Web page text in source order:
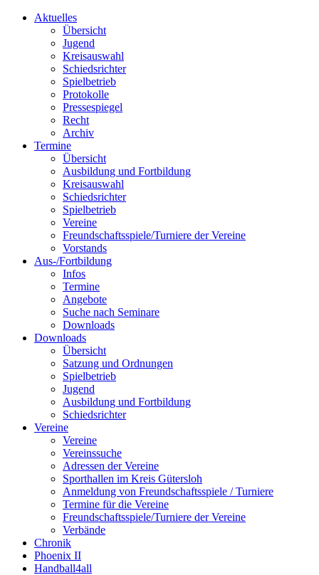
Aktuelles
Übersicht
Jugend
Kreisauswahl
Schiedsrichter
Spielbetrieb
Protokolle
Pressespiegel
Recht
Archiv
Termine
Übersicht
Ausbildung und Fortbildung
Kreisauswahl
Schiedsrichter
Spielbetrieb
Vereine
Freundschaftsspiele/Turniere der Vereine
Vorstands
Aus-/Fortbildung
Infos
Termine
Angebote
Suche nach Seminare
Downloads
Downloads
Übersicht
Satzung und Ordnungen
Spielbetrieb
Jugend
Ausbildung und Fortbildung
Schiedsrichter
Vereine
Vereine
Vereinssuche
Adressen der Vereine
Sporthallen im Kreis Gütersloh
Anmeldung von Freundschaftsspiele / Turniere
Termine für die Vereine
Freundschaftsspiele/Turniere der Vereine
Verbände
Chronik
Phoenix II
Handball4all